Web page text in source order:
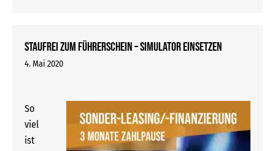
Staufrei zum Führerschein – Simulator einsetzen
4. Mai 2020
So
viel
ist